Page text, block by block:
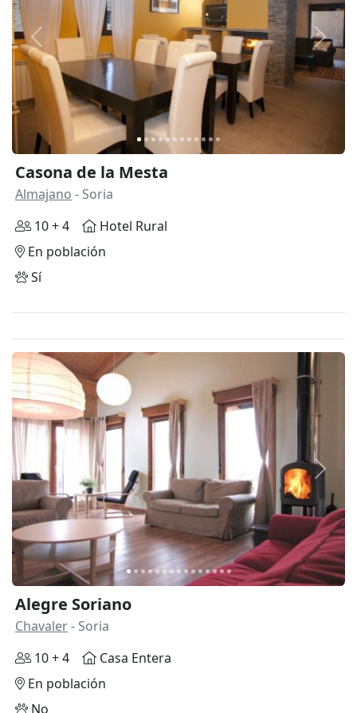
Anterior
Casona de la Mesta
Almajano - Soria
10 + 4
Hotel Rural
En población
Sí
Anterior
Alegre Soriano
Chavaler- Soria
10 + 4
Casa Entera
En población
No